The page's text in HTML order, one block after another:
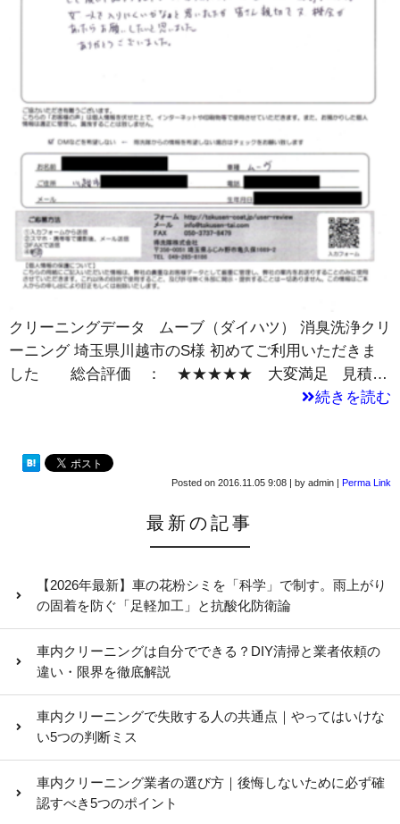
クリーニングデータ ムーブ（ダイハツ） 消臭洗浄クリ
ーニング 埼玉県川越市のS様 初めてご利用いただきま
した 総合評価 ： ★★★★★ 大変満足 見積…
続きを読む
Posted on 2016.11.05 9:08 | by admin | Perma Link
最新の記事
【2026年最新】車の花粉シミを「科学」で制す。雨上がり
の固着を防ぐ「足軽加工」と抗酸化防衛論
車内クリーニングは自分でできる？DIY清掃と業者依頼の
違い・限界を徹底解説
車内クリーニングで失敗する人の共通点｜やってはいけな
い5つの判断ミス
車内クリーニング業者の選び方｜後悔しないために必ず確
認すべき5つのポイント